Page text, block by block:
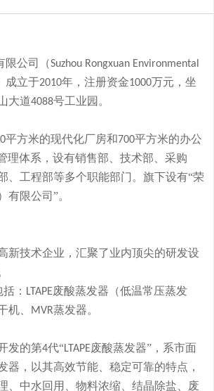
限公司（Suzhou Rongxuan Environmental
成立于2010年，注册资金1000万元，坐
大道4088号工业园。
平方米的现代化厂房和700平方米的办公
理体系，设有销售部、技术部、采购
、工程部等多个职能部门。旗下设有“荣
有限公司”。
新技术企业，汇聚了业内顶尖的研发设
括： LTAPE废酸蒸发器 （低温常压蒸发
机、 MVR蒸发器。
发的第4代“LTAPE废酸蒸发器” ，系市面
器， 以其高效节能、稳定可靠的特点，
、中水回用、物料浓缩、结晶除盐、废